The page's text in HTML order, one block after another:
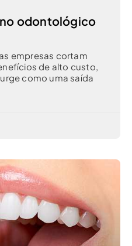
odontológico
empresas cortam
de alto custo,
como uma saída